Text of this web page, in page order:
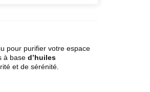
pour purifier votre espace
à based’huiles
et de sérénité.